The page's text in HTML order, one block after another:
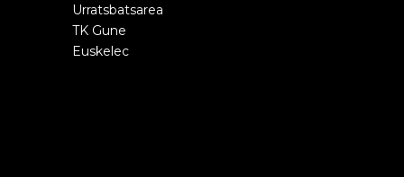
Urratsbatsarea
TK Gune
Euskelec